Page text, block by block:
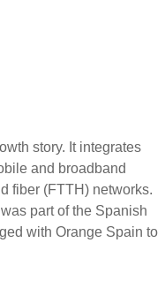
story. It integrates
and broadband
fiber (FTTH) networks.
part of the Spanish
with Orange Spain to